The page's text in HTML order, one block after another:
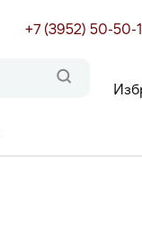
+7 (3952) 50-50-